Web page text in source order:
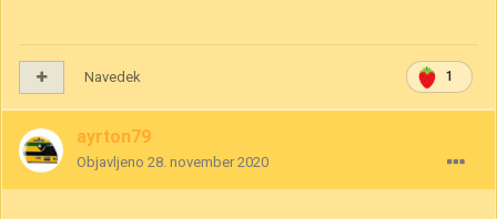
1
Navedek
ayrton79
Objavljeno 28. november 2020